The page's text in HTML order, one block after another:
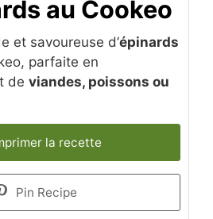
au Cookeo
et savoureuse d’épinards
parfaite en
de viandes, poissons ou
la recette
Pin Recipe